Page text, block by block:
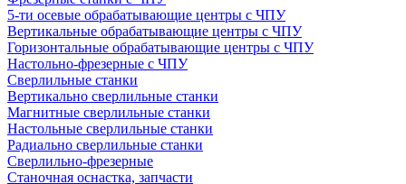
5-ти осевые обрабатывающие центры с ЧПУ
Вертикальные обрабатывающие центры с ЧПУ
Горизонтальные обрабатывающие центры с ЧПУ
Настольно-фрезерные с ЧПУ
Сверлильные станки
Вертикально сверлильные станки
Магнитные сверлильные станки
Настольные сверлильные станки
Радиально сверлильные станки
Сверлильно-фрезерные
Станочная оснастка, запчасти